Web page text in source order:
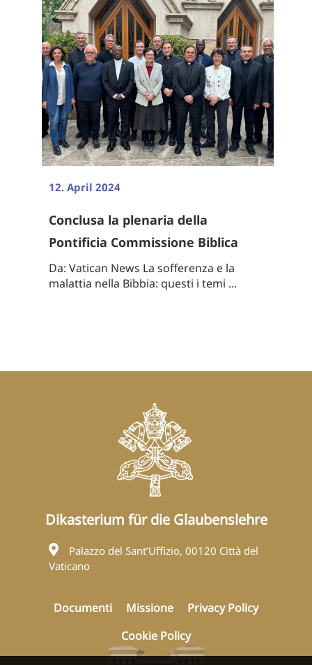
12. April 2024
Conclusa la plenaria della
Pontificia Commissione Biblica
Da: Vatican News La sofferenza e la
malattia nella Bibbia: questi i temi ...
Dikasterium für die Glaubenslehre
Palazzo del Sant’Uffizio, 00120 Città del
Vaticano
Documenti Missione
Privacy Policy
Cookie Policy